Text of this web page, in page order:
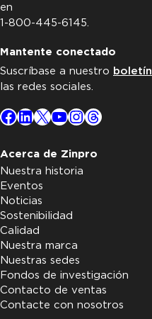
en
1-800-445-6145.
Mantente conectado
Suscríbase a nuestro boletín
las redes sociales.
Facebook
LinkedIn
X YouTube
Instagram
Threads
Acerca de Zinpro
Nuestra historia
Eventos
Noticias
Sostenibilidad
Calidad
Nuestra marca
Nuestras sedes
Fondos de investigación
Contacto de ventas
Contacte con nosotros